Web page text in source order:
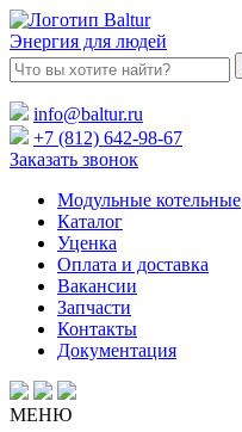
Энергия для людей
info@baltur.ru
+7 (812) 642-98-67
Заказать звонок
Модульные котельные
Каталог
Уценка
Оплата и доставка
Вакансии
Запчасти
Контакты
Документация
МЕНЮ